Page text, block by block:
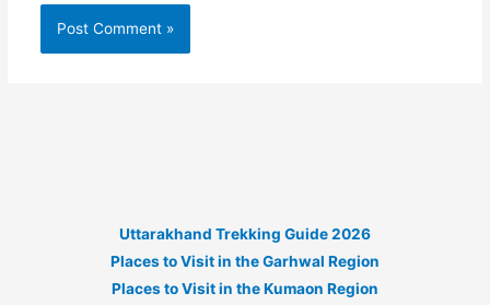
Uttarakhand Trekking Guide 2026
Places to Visit in the Garhwal Region
Places to Visit in the Kumaon Region